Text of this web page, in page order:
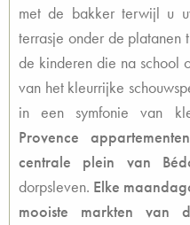
met de bakker terwijl u
terrasje onder de platanen
de kinderen die na school
van het kleurrijke
in een symfonie van
Provence
centrale plein van
dorpsleven. Elke
mooiste markten van